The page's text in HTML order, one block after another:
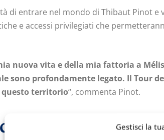
Gestisci la
di entrare nel mondo di Thibaut Pinot e
e accessi privilegiati che
nuova vita e della mia fattoria a
sono profondamente legato. Il Tour de
territorio“, commenta Pinot.
più autentica